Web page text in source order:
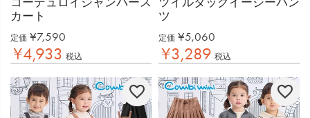
カート
定価 ¥7,590
¥4,933 税込
ツ
定価 ¥5,060
¥3,289 税込